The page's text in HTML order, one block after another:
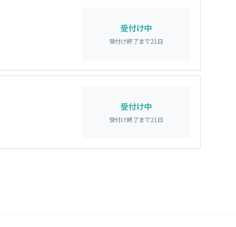
受付け中
受付け終了まで21 日
受付け中
受付け終了まで21 日